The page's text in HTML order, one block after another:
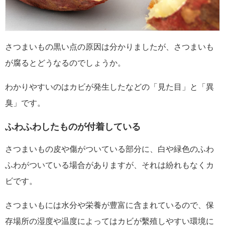
さつまいもの黒い点の原因は分かりましたが、さつまいも
が腐るとどうなるのでしょうか。
わかりやすいのはカビが発生したなどの「見た目」と「異
臭」です。
ふわふわしたものが付着している
さつまいもの皮や傷がついている部分に、白や緑色のふわ
ふわがついている場合がありますが、それは紛れもなくカ
ビです。
さつまいもには水分や栄養が豊富に含まれているので、保
存場所の湿度や温度によってはカビが繫殖しやすい環境に